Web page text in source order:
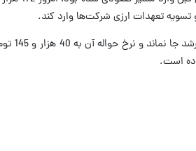
تسویه تعهدات ارزی شرکت‌ها وارد کند.
است.